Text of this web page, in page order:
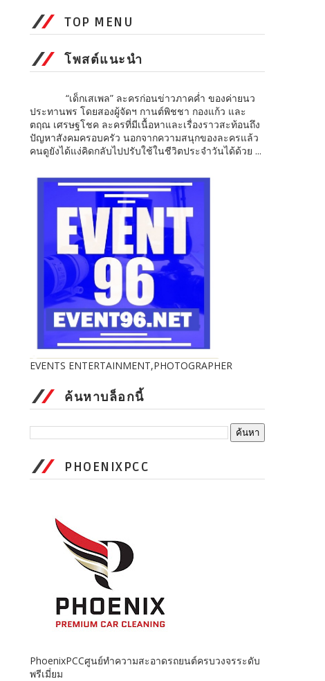
TOP MENU
โพสต์แนะนำ
“เด็กเสเพล” ละครก่อนข่าวภาคค่ำ ของค่ายนว
ประทานพร โดยสองผู้จัดฯ กานต์พิชชา กองแก้ว และ
ตฤณ เศรษฐโชค ละครที่มีเนื้อหาและเรื่องราวสะท้อนถึง
ปัญหาสังคมครอบครัว นอกจากความสนุกของละครแล้ว
คนดูยังได้แง่คิดกลับไปปรับใช้ในชีวิตประจำวันได้ด้วย ...
EVENTS ENTERTAINMENT,PHOTOGRAPHER
ค้นหาบล็อกนี้
PHOENIXPCC
PhoenixPCCศูนย์ทำความสะอาดรถยนต์ครบวงจรระดับ
พรีเมี่ยม